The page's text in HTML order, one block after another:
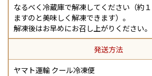
なるべく冷蔵庫で解凍してください（約
ますのと美味しく解凍できます）。
解凍後はお早めにお召し上がりください。
発送方法
ヤマト運輸 クール冷凍便